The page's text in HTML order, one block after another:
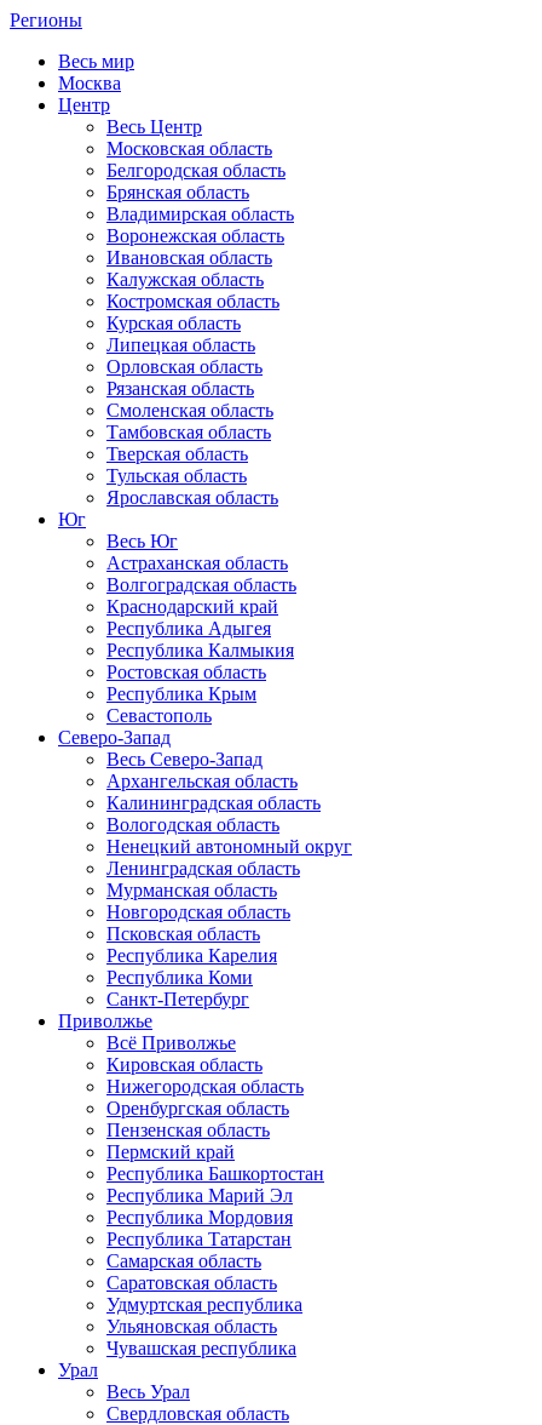
Регионы
Весь мир
Москва
Центр
Весь Центр
Московская область
Белгородская область
Брянская область
Владимирская область
Воронежская область
Ивановская область
Калужская область
Костромская область
Курская область
Липецкая область
Орловская область
Рязанская область
Смоленская область
Тамбовская область
Тверская область
Тульская область
Ярославская область
Юг
Весь Юг
Астраханская область
Волгоградская область
Краснодарский край
Республика Адыгея
Республика Калмыкия
Ростовская область
Республика Крым
Севастополь
Северо-Запад
Весь Северо-Запад
Архангельская область
Калининградская область
Вологодская область
Ненецкий автономный округ
Ленинградская область
Мурманская область
Новгородская область
Псковская область
Республика Карелия
Республика Коми
Санкт-Петербург
Приволжье
Всё Приволжье
Кировская область
Нижегородская область
Оренбургская область
Пензенская область
Пермский край
Республика Башкортостан
Республика Марий Эл
Республика Мордовия
Республика Татарстан
Самарская область
Саратовская область
Удмуртская республика
Ульяновская область
Чувашская республика
Урал
Весь Урал
Свердловская область